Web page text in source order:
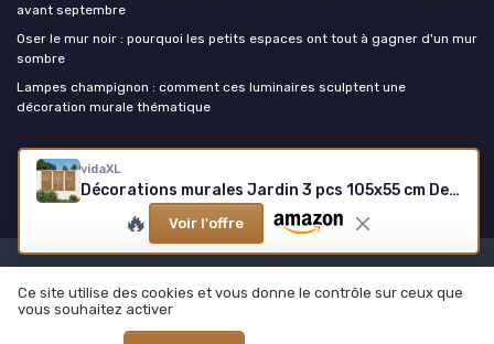
vidaXL
Décorations murales Jardin 3 pcs 105x55 cm Design d'arbre Acier, décoration Murale extérieure, Art Mural de Jardin, décoration Murale en métal
🔥 Voir l'offre
avant septembre
Oser le mur noir : pourquoi les petits espaces ont tout à gagner d'un mur
sombre
Lampes champignon : comment ces luminaires sculptent une
décoration murale thématique
La decoration murale
© La decoration murale 2026
Ce site utilise des cookies et vous donne le contrôle sur ceux que
vous souhaitez activer